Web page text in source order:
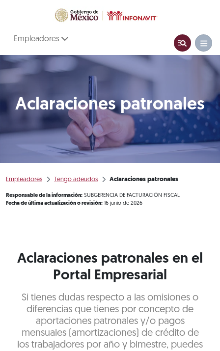
Empleadores
Aclaraciones patronales
Empleadores Tengo adeudos Aclaraciones patronales
Responsable de la información: SUBGERENCIA DE FACTURACIÓN FISCAL
Fecha de última actualización o revisión: 16 junio de 2026
Aclaraciones patronales en el
Portal Empresarial
Si tienes dudas respecto a las omisiones o
diferencias que tienes por concepto de
aportaciones patronales y/o pagos
mensuales (amortizaciones) de crédito de
los trabajadores por año y bimestre, puedes